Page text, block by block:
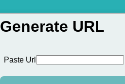
Generate URL
Paste Url